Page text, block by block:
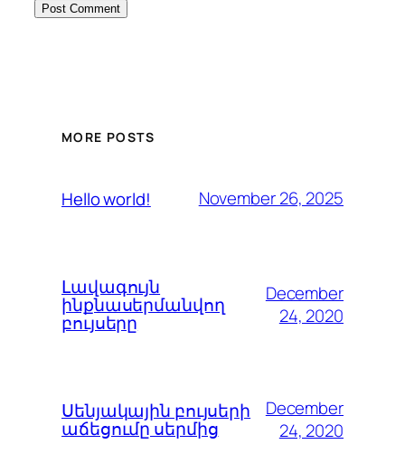
MORE POSTS
Hello world! November 26, 2025
Լավագույն
ինքնասերմանվող
բույսերը
December
24, 2020
Սենյակային բույսերի
աճեցումը սերմից
December
24, 2020